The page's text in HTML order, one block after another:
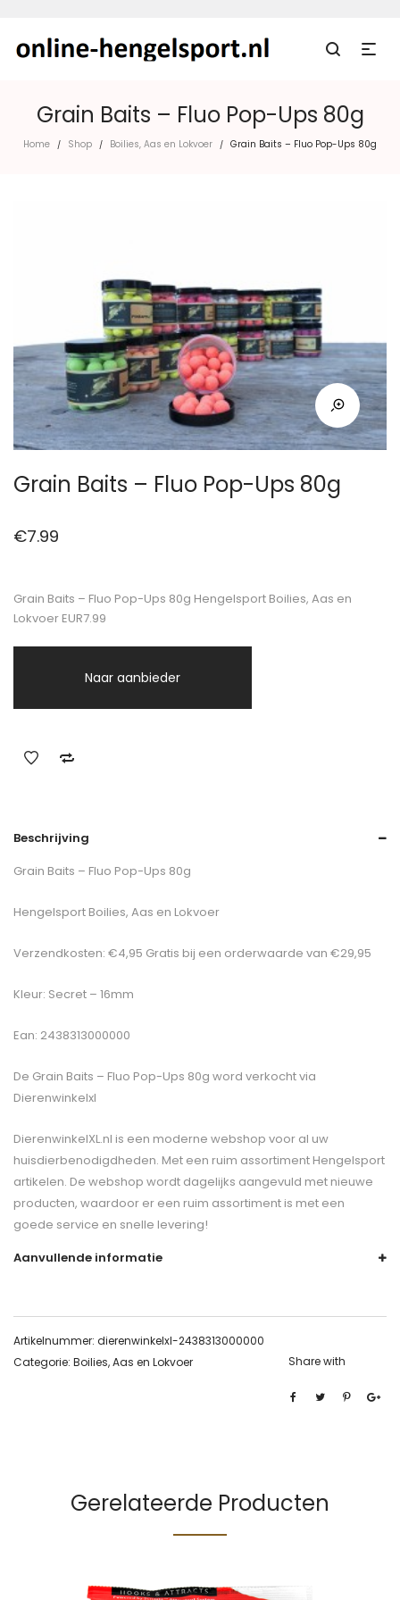
Grain Baits – Fluo Pop-Ups 80g
Home / Shop / Boilies, Aas en Lokvoer / Grain Baits – Fluo Pop-Ups 80g
Grain Baits – Fluo Pop-Ups 80g
€7.99
Grain Baits – Fluo Pop-Ups 80g Hengelsport Boilies, Aas en
Lokvoer EUR7.99
Naar aanbieder
Beschrijving
Grain Baits – Fluo Pop-Ups 80g
Hengelsport Boilies, Aas en Lokvoer
Verzendkosten: €4,95 Gratis bij een orderwaarde van €29,95
Kleur: Secret – 16mm
Ean: 2438313000000
De Grain Baits – Fluo Pop-Ups 80g word verkocht via
Dierenwinkelxl
DierenwinkelXL.nl is een moderne webshop voor al uw
huisdierbenodigdheden. Met een ruim assortiment Hengelsport
artikelen. De webshop wordt dagelijks aangevuld met nieuwe
producten, waardoor er een ruim assortiment is met een
goede service en snelle levering!
Aanvullende informatie
Artikelnummer: dierenwinkelxl-2438313000000
Categorie: Boilies, Aas en Lokvoer Share with
Gerelateerde Producten